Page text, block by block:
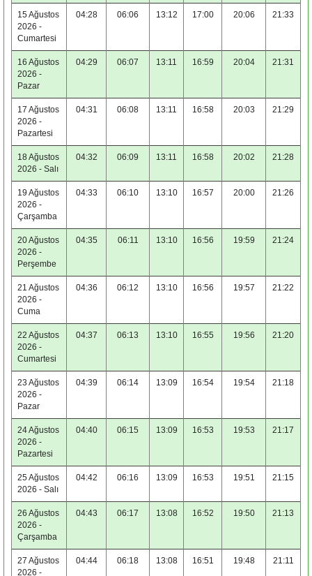
15 Ağustos
2026 -
Cumartesi
04:28 06:06 13:12 17:00 20:06 21:33
16 Ağustos
2026 -
Pazar
04:29 06:07 13:11 16:59 20:04 21:31
17 Ağustos
2026 -
Pazartesi
04:31 06:08 13:11 16:58 20:03 21:29
18 Ağustos
2026 - Salı
04:32 06:09 13:11 16:58 20:02 21:28
19 Ağustos
2026 -
Çarşamba
04:33 06:10 13:10 16:57 20:00 21:26
20 Ağustos
2026 -
Perşembe
04:35 06:11 13:10 16:56 19:59 21:24
21 Ağustos
2026 -
Cuma
04:36 06:12 13:10 16:56 19:57 21:22
22 Ağustos
2026 -
Cumartesi
04:37 06:13 13:10 16:55 19:56 21:20
23 Ağustos
2026 -
Pazar
04:39 06:14 13:09 16:54 19:54 21:18
24 Ağustos
2026 -
Pazartesi
04:40 06:15 13:09 16:53 19:53 21:17
25 Ağustos
2026 - Salı
04:42 06:16 13:09 16:53 19:51 21:15
26 Ağustos
2026 -
Çarşamba
04:43 06:17 13:08 16:52 19:50 21:13
27 Ağustos
2026 -
04:44 06:18 13:08 16:51 19:48 21:11